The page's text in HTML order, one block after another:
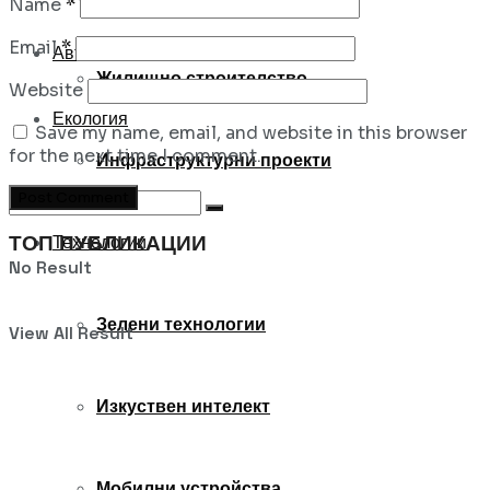
Жилищно строителство
Инфраструктурни проекти
Технологии
Зелени технологии
Изкуствен интелект
Автомобили
Екология
No Result
View All Result
Name*
Email*
Website
Save my name, email, and website in this browser
for the next time I comment.
ТОП ПУБЛИКАЦИИ